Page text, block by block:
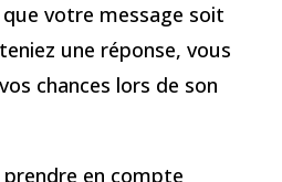
votre message soit
une réponse, vous
chances lors de son
en compte